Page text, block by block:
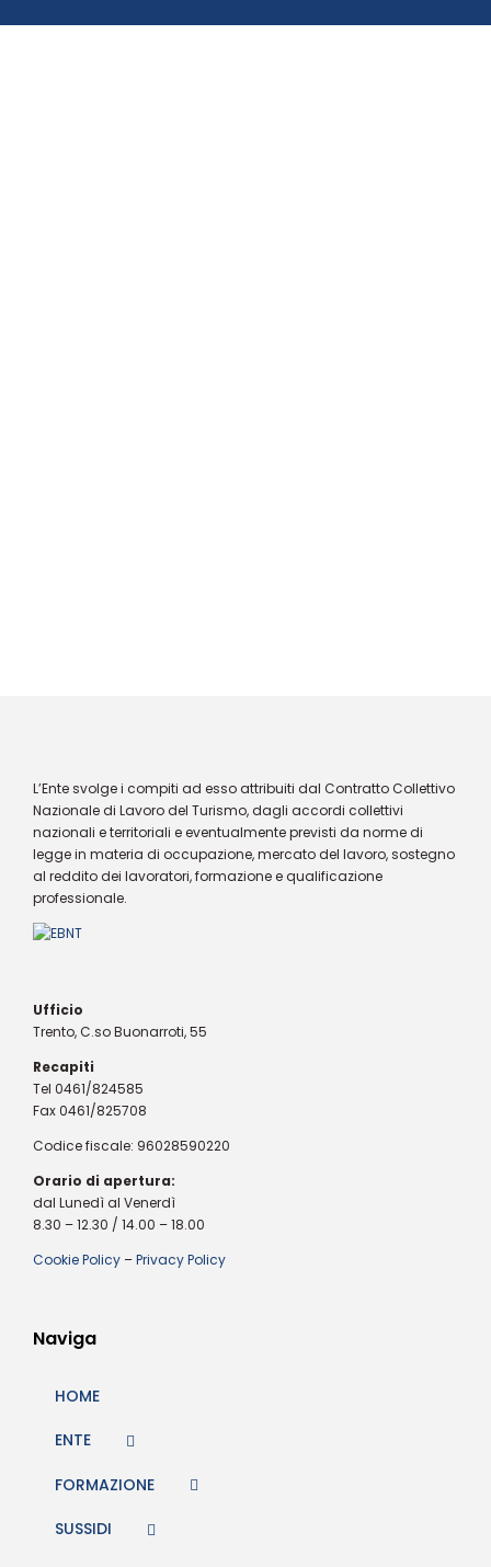
L’Ente svolge i compiti ad esso attribuiti dal Contratto Collettivo
Nazionale di Lavoro del Turismo, dagli accordi collettivi
nazionali e territoriali e eventualmente previsti da norme di
legge in materia di occupazione, mercato del lavoro, sostegno
al reddito dei lavoratori, formazione e qualificazione
professionale.
Ufficio
Trento, C.so Buonarroti, 55
Recapiti
Tel 0461/824585
Fax 0461/825708
Codice fiscale: 96028590220
Orario di apertura:
dal Lunedì al Venerdì
8.30 – 12.30 / 14.00 – 18.00
Cookie Policy –Privacy Policy
Naviga
HOME
ENTE
FORMAZIONE
SUSSIDI